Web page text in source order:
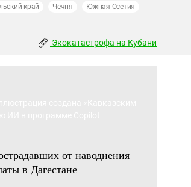
край Чечня Южная Осетия
Экокатастрофа на Кубани
от наводнения
в Дагестане